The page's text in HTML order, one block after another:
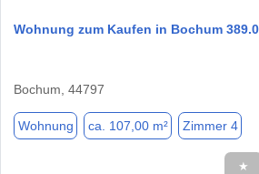
Wohnung zum Kaufen in Bochum
Bochum, 44797
Wohnung ca. 107,00 m² Zimmer 4
★